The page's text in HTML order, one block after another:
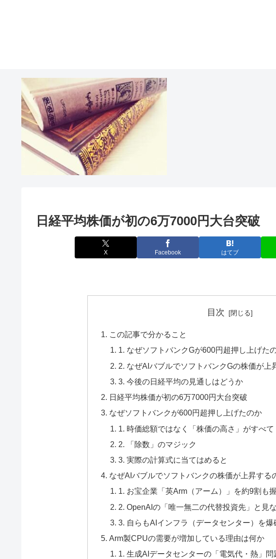
日経平均株価が初の6万7000円大台突破
X Facebook はてブ
目次
この記事で分かること
1. なぜソフトバンクGが600円超押し上げた
2. なぜAIバブルでソフトバンクGの株価が上
3. 今後の日経平均の見通しはどうか
日経平均株価が初の6万7000円大台突破
なぜソフトバンクが600円超押し上げたのか
1. 時価総額ではなく「株価の高さ」がすべて
2. 「除数」のマジック
3. 実際の計算式に当てはめると
なぜAIバブルでソフトバンクの株価が上昇する
1. お宝企業「英Arm（アーム）」を約9割も
2. OpenAIの「唯一無二の代替投資先」と見
3. 自らもAIインフラ（データセンター）を
Arm製CPUの需要が増加している理由は何か
1. 生成AIデータセンターの「電気代・熱」問